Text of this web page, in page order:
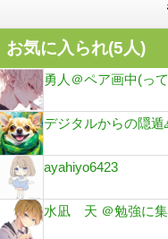
お気に入られ(5人)
勇人＠ペア画中(っ
デジタルからの隠遁
ayahiyo6423
水凪 天 ＠勉強に集